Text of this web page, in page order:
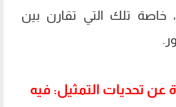
خاصة تلك التي تقارن بين
عن تحديات التمثيل: فيه